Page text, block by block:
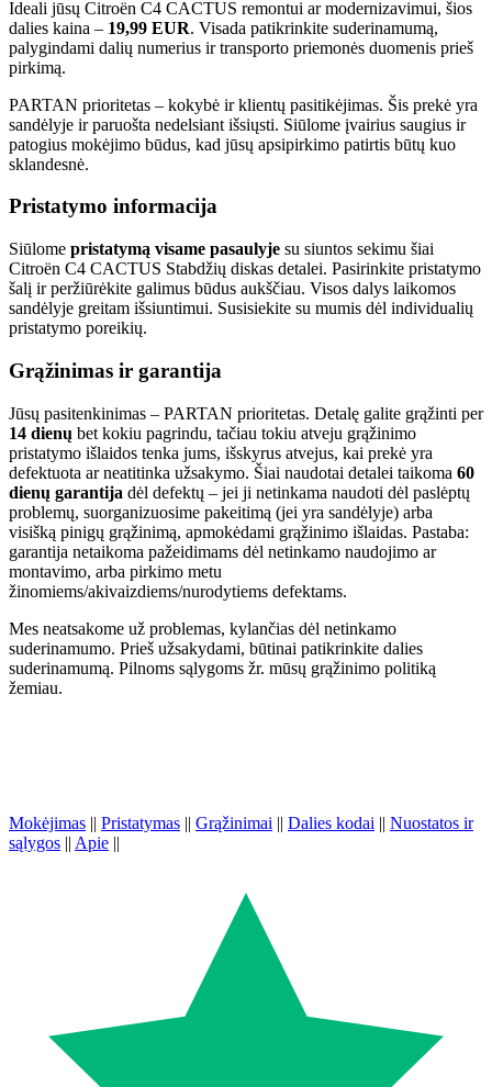
Ideali jūsų Citroën C4 CACTUS remontui ar modernizavimui, šios
dalies kaina – 19,99 EUR. Visada patikrinkite suderinamumą,
palygindami dalių numerius ir transporto priemonės duomenis prieš
pirkimą.
PARTAN prioritetas – kokybė ir klientų pasitikėjimas. Šis prekė yra
sandėlyje ir paruošta nedelsiant išsiųsti. Siūlome įvairius saugius ir
patogius mokėjimo būdus, kad jūsų apsipirkimo patirtis būtų kuo
sklandesnė.
Pristatymo informacija
Siūlome pristatymą visame pasaulyje su siuntos sekimu šiai
Citroën C4 CACTUS Stabdžių diskas detalei. Pasirinkite pristatymo
šalį ir peržiūrėkite galimus būdus aukščiau. Visos dalys laikomos
sandėlyje greitam išsiuntimui. Susisiekite su mumis dėl individualių
pristatymo poreikių.
Grąžinimas ir garantija
Jūsų pasitenkinimas – PARTAN prioritetas. Detalę galite grąžinti per
14 dienų bet kokiu pagrindu, tačiau tokiu atveju grąžinimo
pristatymo išlaidos tenka jums, išskyrus atvejus, kai prekė yra
defektuota ar neatitinka užsakymo. Šiai naudotai detalei taikoma 60
dienų garantija dėl defektų – jei ji netinkama naudoti dėl paslėptų
problemų, suorganizuosime pakeitimą (jei yra sandėlyje) arba
visišką pinigų grąžinimą, apmokėdami grąžinimo išlaidas. Pastaba:
garantija netaikoma pažeidimams dėl netinkamo naudojimo ar
montavimo, arba pirkimo metu
žinomiems/akivaizdiems/nurodytiems defektams.
Mes neatsakome už problemas, kylančias dėl netinkamo
suderinamumo. Prieš užsakydami, būtinai patikrinkite dalies
suderinamumą. Pilnoms sąlygoms žr. mūsų grąžinimo politiką
žemiau.
Mokėjimas || Pristatymas || Grąžinimai || Dalies kodai || Nuostatos ir
sąlygos || Apie ||